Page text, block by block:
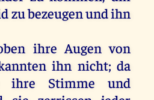
zubezeugenundihn
ihre Augen von
ihn nicht;da
ihre Stimme
und